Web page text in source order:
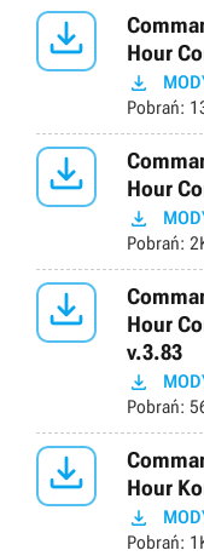

Hour

Pobrań:

Hour

Pobrań:

Hour
v.3.83

Pobrań:

Hour

Pobrań: